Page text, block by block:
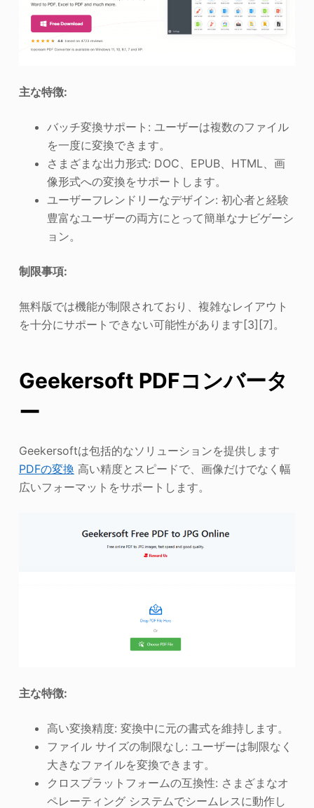
主な特徴:
バッチ変換サポート: ユーザーは複数のファイル
を一度に変換できます。
さまざまな出力形式: DOC、EPUB、HTML、画
像形式への変換をサポートします。
ユーザーフレンドリーなデザイン: 初心者と経験
豊富なユーザーの両方にとって簡単なナビゲーシ
ョン。
制限事項:
無料版では機能が制限されており、複雑なレイアウト
を十分にサポートできない可能性があります[3][7]。
Geekersoft PDFコンバータ
ー
Geekersoftは包括的なソリューションを提供します
PDFの変換 高い精度とスピードで、画像だけでなく幅
広いフォーマットをサポートします。
主な特徴:
高い変換精度: 変換中に元の書式を維持します。
ファイル サイズの制限なし: ユーザーは制限なく
大きなファイルを変換できます。
クロスプラットフォームの互換性: さまざまなオ
ペレーティング システムでシームレスに動作し